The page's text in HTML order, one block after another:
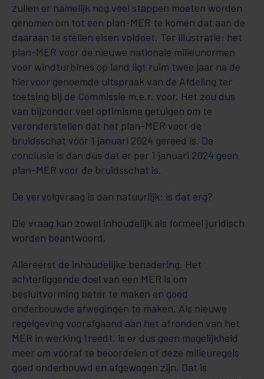
zullen er namelijk nog veel stappen moeten worden
genomen om tot een plan-MER te komen dat aan de
daaraan te stellen eisen voldoet. Ter illustratie: het
plan-MER voor de nieuwe nationale milieunormen
voor windturbines op land ligt ruim twee jaar na de
hiervoor genoemde uitspraak van de Afdeling ter
toetsing bij de Commissie m.e.r. voor. Het zou dus
van bijzonder veel optimisme getuigen om te
veronderstellen dat het plan-MER voor de
bruidsschat vóór 1 januari 2024 gereed is. De
conclusie is dan dus dat er per 1 januari 2024 geen
plan-MER voor de bruidsschat is.
De vervolgvraag is dan natuurlijk: is dat erg?
Die vraag kan zowel inhoudelijk als formeel juridisch
worden beantwoord.
Allereerst de inhoudelijke benadering. Het
achterliggende doel van een MER is om
besluitvorming beter te maken en goed
onderbouwde afwegingen te maken. Als nieuwe
regelgeving voorafgaand aan het afronden van het
MER in werking treedt, is er dus geen mogelijkheid
meer om vóóraf te beoordelen of deze milieuregels
goed onderbouwd en afgewogen zijn. Dat is